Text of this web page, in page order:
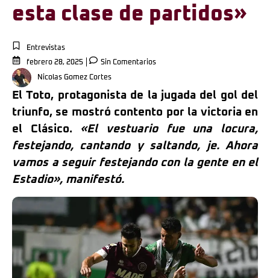
esta clase de partidos»
Entrevistas
febrero 28, 2025
Sin Comentarios
Nicolas Gomez Cortes
El Toto, protagonista de la jugada del gol del
triunfo, se mostró contento por la victoria en
el Clásico. «El vestuario fue una locura,
festejando, cantando y saltando, je. Ahora
vamos a seguir festejando con la gente en el
Estadio», manifestó.